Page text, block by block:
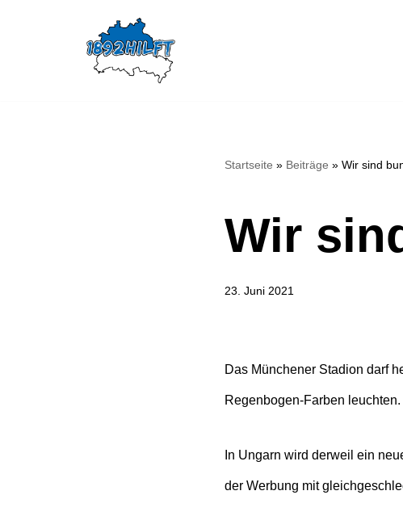
Startseite » Beiträge » Wir sind
Wir
23. Juni 2021
Das Münchener Stadion darf
Regenbogen-Farben leuchten.
In Ungarn wird derweil ein
der Werbung mit